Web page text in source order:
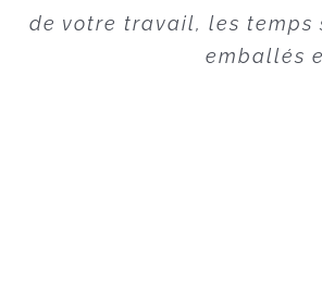
de votre travail, les temps
emballés
Chose rare, j’ai rencontré